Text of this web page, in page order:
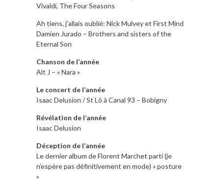
Vivaldi, The Four Seasons
Ah tiens, j’allais oublié: Nick Mulvey et First Mind
Damien Jurado – Brothers and sisters of the
Eternal Son
Chanson de l’année
Alt J – « Nara »
Le concert de l’année
Isaac Delusion / St Lô à Canal 93 – Bobigny
Révélation de l’année
Isaac Delusion
Déception de l’année
Le dernier album de Florent Marchet parti (je
n’espère pas définitivement en mode) « posture
»